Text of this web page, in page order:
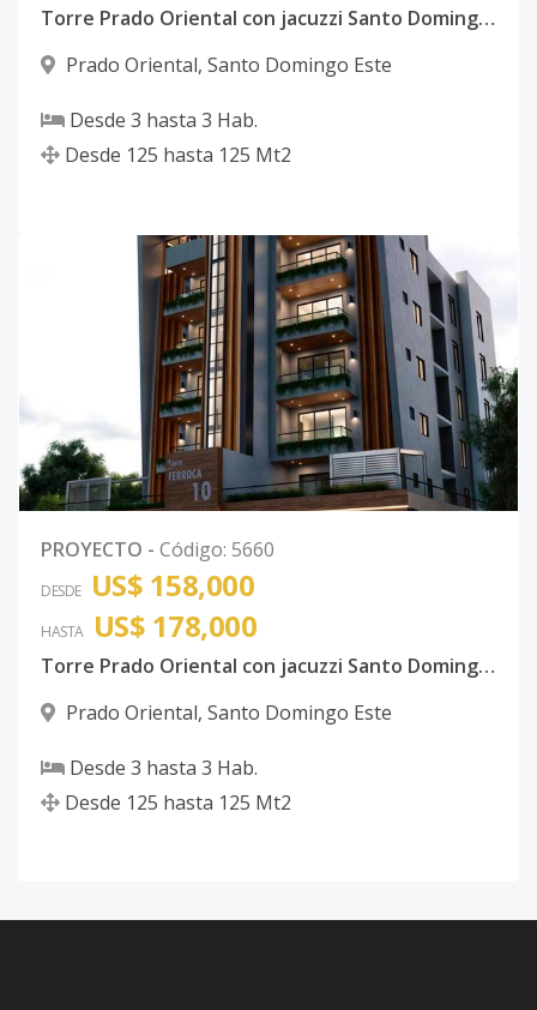
Torre Prado Oriental con jacuzzi Santo Domingo Este con ancestor
Prado Oriental, Santo Domingo Este
Desde 3 hasta 3 Hab.
Desde 125 hasta 125 Mt2
PROYECTO - Código: 5660
DESDE US$ 158,000
HASTA US$ 178,000
Torre Prado Oriental con jacuzzi Santo Domingo Este con ancestor
Prado Oriental, Santo Domingo Este
Desde 3 hasta 3 Hab.
Desde 125 hasta 125 Mt2